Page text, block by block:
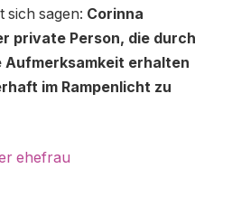
sich sagen: Corinna
private Person, die durch
erhalten
im Rampenlicht zu
ehefrau